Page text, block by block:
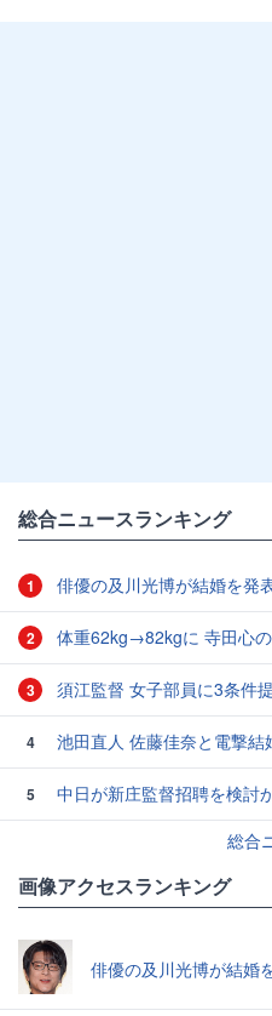
総合ニュースランキング
1 俳優の及川光博が結婚を発
2 体重62kg→82kgに 寺田心
3 須江監督 女子部員に3条件
4 池田直人 佐藤佳奈と電撃結
5
中日が新庄監督招聘を検討
総合
画像アクセスランキング
俳優の及川光博が結婚